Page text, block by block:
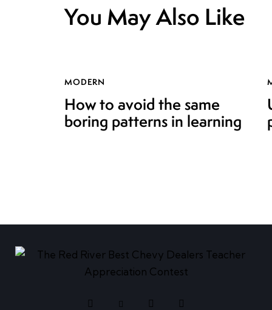
You May Also Like
MODERN
How to avoid the same
boring patterns in learning